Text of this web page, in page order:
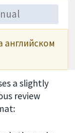
английском
a slightly
review